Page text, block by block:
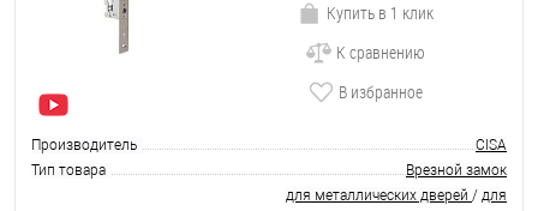
Купить в 1 клик
К сравнению
В избранное
Производитель
CISA
Тип товара
Врезной замок
для металлических дверей / для